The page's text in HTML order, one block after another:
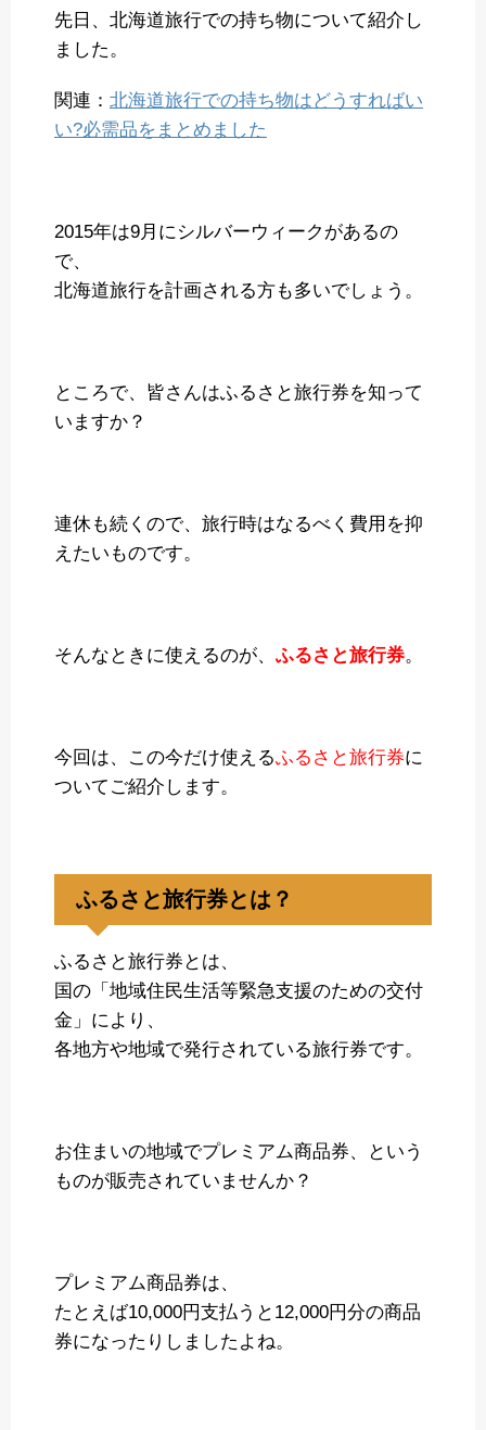
先日、北海道旅行での持ち物について紹介し
ました。
関連： 北海道旅行での持ち物はどうすればい
い?必需品をまとめました
2015年は9月にシルバーウィークがあるの
で、
北海道旅行を計画される方も多いでしょう。
ところで、皆さんはふるさと旅行券を知って
いますか？
連休も続くので、旅行時はなるべく費用を抑
えたいものです。
そんなときに使えるのが、 ふるさと旅行券。
今回は、この今だけ使えるふるさと旅行券に
ついてご紹介します。
ふるさと旅行券とは？
ふるさと旅行券とは、
国の「地域住民生活等緊急支援のための交付
金」により、
各地方や地域で発行されている旅行券です。
お住まいの地域でプレミアム商品券、という
ものが販売されていませんか？
プレミアム商品券は、
たとえば10,000円支払うと12,000円分の商品
券になったりしましたよね。